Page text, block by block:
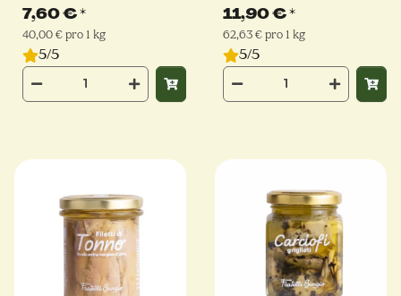
7,60 €*
40,00 € pro 1 kg
5/5
65% Pistazienanteil
11,90 €*
62,63 € pro 1 kg
5/5